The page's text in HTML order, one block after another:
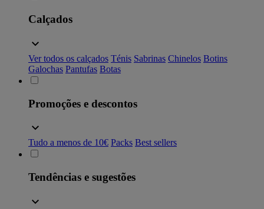
Calçados
Ver todos os calçados Ténis Sabrinas Chinelos Botins
Galochas Pantufas Botas
Promoções e descontos
Tudo a menos de 10€ Packs Best sellers
Tendências e sugestões